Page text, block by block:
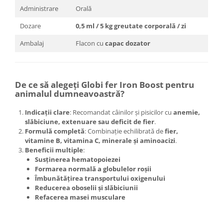
Administrare
Orală
Dozare
0,5 ml / 5 kg greutate corporală / zi
Ambalaj
Flacon cu capac dozator
De ce să alegeți Globi fer Iron Boost pentru
animalul dumneavoastră?
Indicații clare: Recomandat câinilor și pisicilor cu anemie,
slăbiciune, extenuare sau deficit de fier.
Formulă completă: Combinație echilibrată defier,
vitamine B, vitamina C, minerale și aminoacizi.
Beneficii multiple:
Susținerea hematopoiezei
Formarea normală a globulelor roșii
Îmbunătățirea transportului oxigenului
Reducerea oboselii și slăbiciunii
Refacerea masei musculare